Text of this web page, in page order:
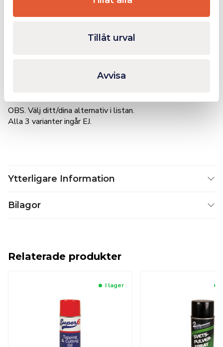
Tillåt urval
Avvisa
tunt och över hela området från ett avstånd av ca 20-
som trängt in i den. Beroende på deras bredd och djup visas
OBS. Välj ditt/dina alternativ i listan.
Alla 3 varianter ingår EJ.
Ytterligare Information
Bilagor
Relaterade produkter
I lager